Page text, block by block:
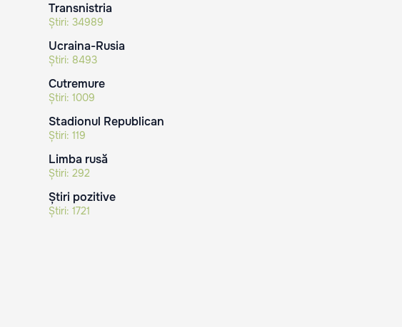
Transnistria
Știri: 34989
Ucraina-Rusia
Știri: 8493
Cutremure
Știri: 1009
Stadionul Republican
Știri: 119
Limba rusă
Știri: 292
Știri pozitive
Știri: 1721